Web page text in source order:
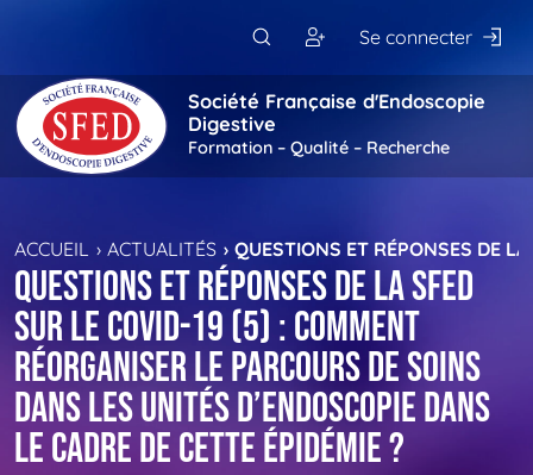
Se connecter
Société Française d'Endoscopie
Digestive
Formation – Qualité – Recherche
ACCUEIL ACTUALITÉS QUESTIONS ET RÉPONSES DE
Questions et réponses de la SFED
sur le COVID-19 (5) : comment
réorganiser le parcours de soins
dans les unités d’endoscopie dans
le cadre de cette épidémie ?